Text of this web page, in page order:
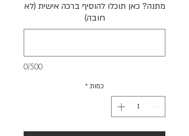
מתנה? כאן תוכלו להוסיף ברכה אישית (לא
חובה)
0/500
כמות *